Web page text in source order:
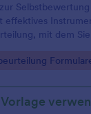
effektives
mit dem
Arbeit sehen.
Vorlage zur
Vorlage